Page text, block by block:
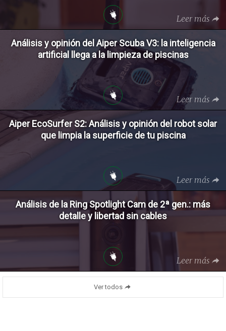
Leer más
Análisis y opinión del Aiper Scuba V3: la inteligencia
artificial llega a la limpieza de piscinas
Leer más
Aiper EcoSurfer S2: Análisis y opinión del robot solar
que limpia la superficie de tu piscina
Leer más
Análisis de la Ring Spotlight Cam de 2ª gen.: más
detalle y libertad sin cables
Leer más
Ver todos